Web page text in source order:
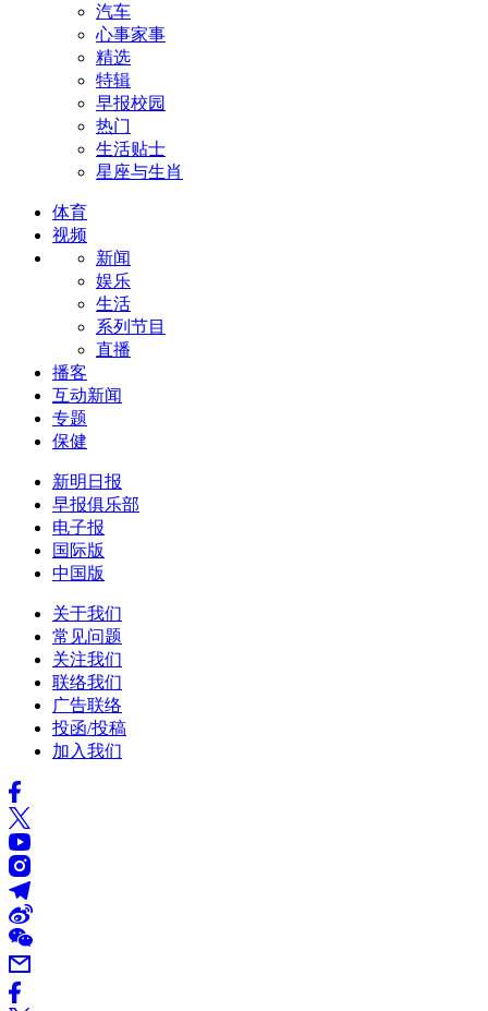
汽车
心事家事
精选
特辑
早报校园
热门
生活贴士
星座与生肖
体育
视频
新闻
娱乐
生活
系列节目
直播
播客
互动新闻
专题
保健
新明日报
早报俱乐部
电子报
国际版
中国版
关于我们
常见问题
关注我们
联络我们
广告联络
投函/投稿
加入我们